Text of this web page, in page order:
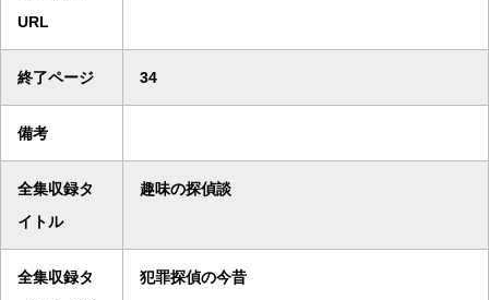
URL
終了ページ 34
備考
全集収録タ
イトル
趣味の探偵談
全集収録タ
犯罪探偵の今昔